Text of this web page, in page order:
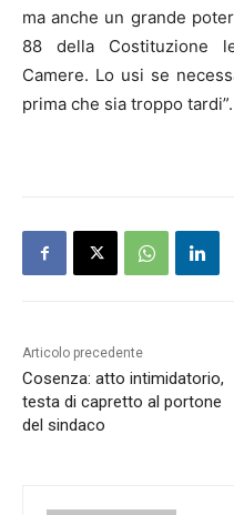
ma anche un grande
88 della Costituzione
Camere. Lo usi se
prima che sia troppo tardi”.
Articolo precedente
Cosenza: atto intimidatorio,
testa di capretto al portone
del sindaco